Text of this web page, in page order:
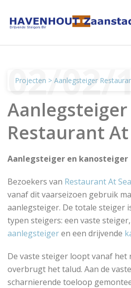
02/02/
Projecten > Aanlegsteiger
Aanlegsteiger
Restaurant At
Aanlegsteiger en kanosteiger
Bezoekers van Restaurant At
vanaf dit vaarseizoen gebruik
aanlegsteiger. De totale steiger
typen steigers: een vaste
aanlegsteigeren een drijvende
De vaste steiger loopt vanaf het
overbrugt het talud. Aan de
scharnierende toeloop